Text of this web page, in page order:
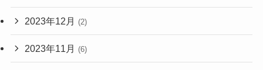
2023年12月 (2)
2023年11月 (6)